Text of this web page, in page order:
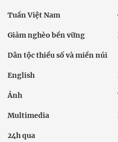
Tuần Việt Nam
Giảm nghèo bền vững
Dân tộc thiểu số và miền núi
English
Ảnh
Multimedia
24h qua